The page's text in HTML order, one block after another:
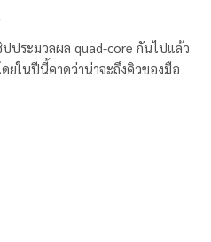
ประมวลผล quad-core กันไปแล้ว
ยในปีนี้คาดว่าน่าจะถึงคิวของมือ